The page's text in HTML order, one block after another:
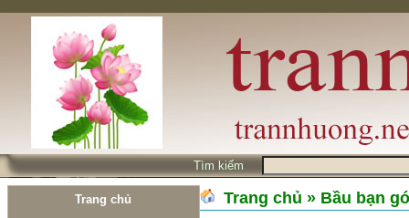
Tìm kiếm
Trang chủ Trang chủ » Bầu bạn